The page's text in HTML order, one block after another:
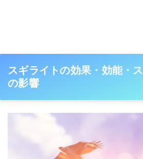
スギライトの効果・効能・
の影響